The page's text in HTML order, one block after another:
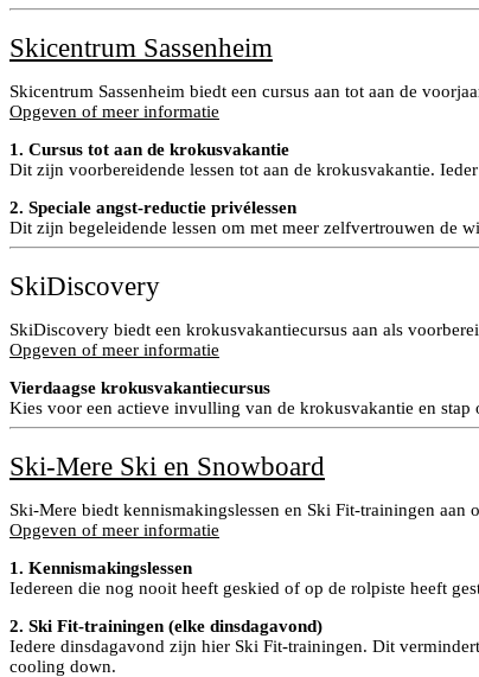
Skicentrum Sassenheim
Skicentrum Sassenheim biedt een cursus aan tot aan de
Opgeven of meer informatie
1. Cursus tot aan de krokusvakantie
Dit zijn voorbereidende lessen tot aan de krokusvakantie.
2. Speciale angst-reductie privélessen
Dit zijn begeleidende lessen om met meer zelfvertrouwen de
SkiDiscovery
SkiDiscovery biedt een krokusvakantiecursus aan als
Opgeven of meer informatie
Vierdaagse krokusvakantiecursus
Kies voor een actieve invulling van de krokusvakantie en
Ski-Mere Ski en Snowboard
Ski-Mere biedt kennismakingslessen en Ski Fit-trainingen
Opgeven of meer informatie
1. Kennismakingslessen
Iedereen die nog nooit heeft geskied of op de rolpiste heeft
2. Ski Fit-trainingen (elke dinsdagavond)
Iedere dinsdagavond zijn hier Ski Fit-trainingen. Dit
cooling down.